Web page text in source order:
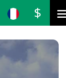
$